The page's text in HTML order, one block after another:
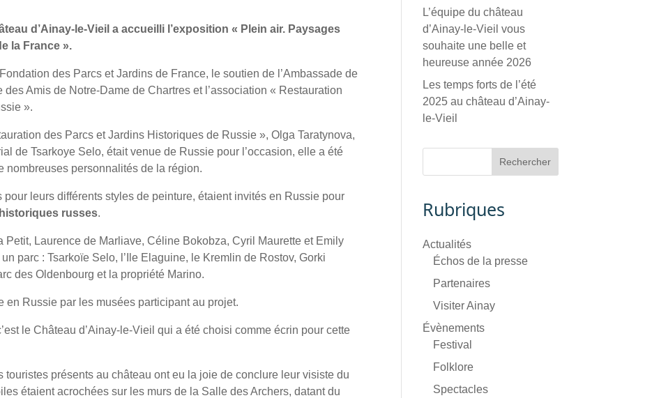
d’Ainay-le-Vieil a accueilli l’exposition « Plein air. Paysages
la France ».
des Parcs et Jardins de France, le soutien de l’Ambassade de
Amis de Notre-Dame de Chartres et l’association « Restauration
».
des Parcs et Jardins Historiques de Russie », Olga Taratynova,
de Tsarkoye Selo, était venue de Russie pour l’occasion, elle a été
nombreuses personnalités de la région.
leurs différents styles de peinture, étaient invités en Russie pour
russes.
Petit, Laurence de Marliave, Céline Bokobza, Cyril Maurette et Emily
parc : Tsarkoïe Selo, l’Ile Elaguine, le Kremlin de Rostov, Gorki
des Oldenbourg et la propriété Marino.
en Russie par les musées participant au projet.
le Château d’Ainay-le-Vieil qui a été choisi comme écrin pour cette
touristes présents au château ont eu la joie de conclure leur visiste du
étaient acrochées sur les murs de la Salle des Archers, datant du
L’équipe du château
d’Ainay-le-Vieil vous
souhaite une belle et
heureuse année 2026
Les temps forts de l’été
2025 au château d’Ainay-
le-Vieil
Rubriques
Actualités
Échos de la presse
Partenaires
Visiter Ainay
Évènements
Festival
Folklore
Spectacles